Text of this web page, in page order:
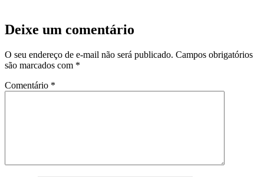
Deixe um comentário
O seu endereço de e-mail não será publicado. Campos obrigatórios
são marcados com *
Comentário *